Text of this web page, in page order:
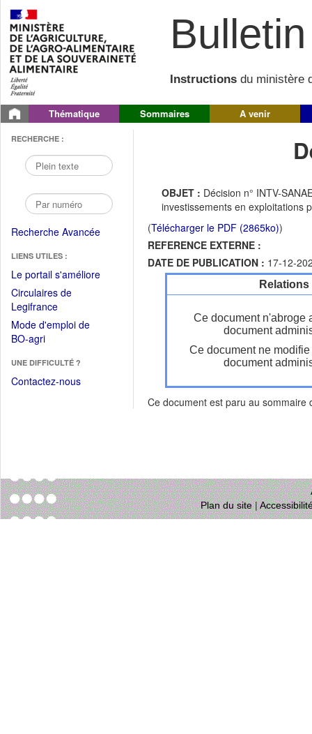
Instructions du ministère
Thématique Sommaires A venir
RECHERCHE :
Recherche Avancée
LIENS UTILES :
Le portail s'améliore(Fichier
Circulaires de
Legifrance(Ouvrir
dans
une
fenêtre)
Mode d'emploi de
BO-agri(Ouvrir
une
nouvelle
UNE DIFFICULTÉ ?
Contactez-nous
OBJET : Décision n° INTV-
investissements en exploitations
(Télécharger le PDF (2865ko))
REFERENCE EXTERNE :
DATE DE PUBLICATION : 17-12-
Ce document n'abroge
document
Ce document ne
document
Ce document est paru au sommaire
Plan du site|